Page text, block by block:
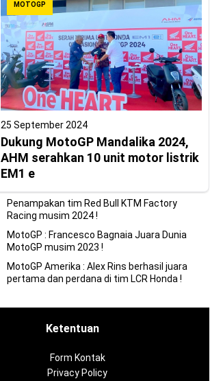
MOTOGP
25 September 2024
Dukung MotoGP Mandalika 2024,
AHM serahkan 10 unit motor listrik
EM1 e
Penampakan tim Red Bull KTM Factory
Racing musim 2024 !
MotoGP : Francesco Bagnaia Juara Dunia
MotoGP musim 2023 !
MotoGP Amerika : Alex Rins berhasil juara
pertama dan perdana di tim LCR Honda !
Ketentuan
Form Kontak
Privacy Policy